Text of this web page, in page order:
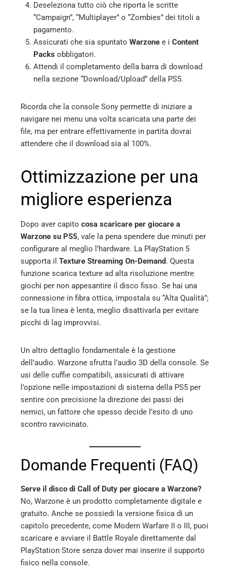
Deseleziona tutto ciò che riporta le scritte
“Campaign”, “Multiplayer” o “Zombies” dei titoli a
pagamento.
Assicurati che sia spuntato Warzone e i Content
Packs obbligatori.
Attendi il completamento della barra di download
nella sezione “Download/Upload” della PS5.
Ricorda che la console Sony permette di iniziare a
navigare nei menu una volta scaricata una parte dei
file, ma per entrare effettivamente in partita dovrai
attendere che il download sia al 100%.
Ottimizzazione per una
migliore esperienza
Dopo aver capito cosa scaricare per giocare a
Warzone su PS5, vale la pena spendere due minuti per
configurare al meglio l’hardware. La PlayStation 5
supporta il Texture Streaming On-Demand. Questa
funzione scarica texture ad alta risoluzione mentre
giochi per non appesantire il disco fisso. Se hai una
connessione in fibra ottica, impostala su “Alta Qualità”;
se la tua linea è lenta, meglio disattivarla per evitare
picchi di lag improvvisi.
Un altro dettaglio fondamentale è la gestione
dell’audio. Warzone sfrutta l’audio 3D della console. Se
usi delle cuffie compatibili, assicurati di attivare
l’opzione nelle impostazioni di sistema della PS5 per
sentire con precisione la direzione dei passi dei
nemici, un fattore che spesso decide l’esito di uno
scontro ravvicinato.
Domande Frequenti (FAQ)
Serve il disco di Call of Duty per giocare a Warzone?
No, Warzone è un prodotto completamente digitale e
gratuito. Anche se possiedi la versione fisica di un
capitolo precedente, come Modern Warfare II o III, puoi
scaricare e avviare il Battle Royale direttamente dal
PlayStation Store senza dover mai inserire il supporto
fisico nella console.